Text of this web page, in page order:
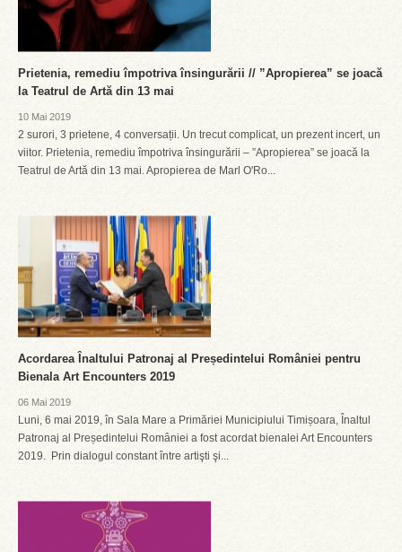
Prietenia, remediu împotriva însingurării // ”Apropierea” se joacă
la Teatrul de Artă din 13 mai
10 Mai 2019
2 surori, 3 prietene, 4 conversații. Un trecut complicat, un prezent incert, un
viitor. Prietenia, remediu împotriva însingurării – ”Apropierea” se joacă la
Teatrul de Artă din 13 mai. Apropierea de Marl O'Ro...
Acordarea Înaltului Patronaj al Președintelui României pentru
Bienala Art Encounters 2019
06 Mai 2019
Luni, 6 mai 2019, în Sala Mare a Primăriei Municipiului Timișoara, Înaltul
Patronaj al Președintelui României a fost acordat bienalei Art Encounters
2019. Prin dialogul constant între artişti şi...